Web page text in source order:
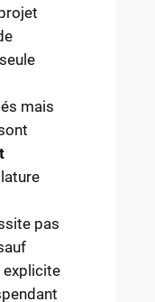
mais
pas